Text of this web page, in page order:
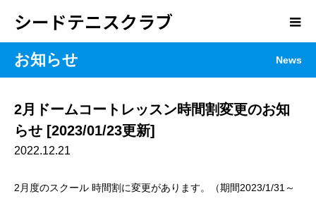
シードテニスクラブ
お知らせ News
2月ドームコートレッスン時間割変更のお知
らせ [2023/01/23更新]
2022.12.21
2月度のスクール 時間割に変更があります。（期間2023/1/31～